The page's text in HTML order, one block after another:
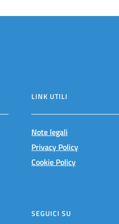
LINK UTILI
Note legali
Privacy Policy
Cookie Policy
SEGUICI SU